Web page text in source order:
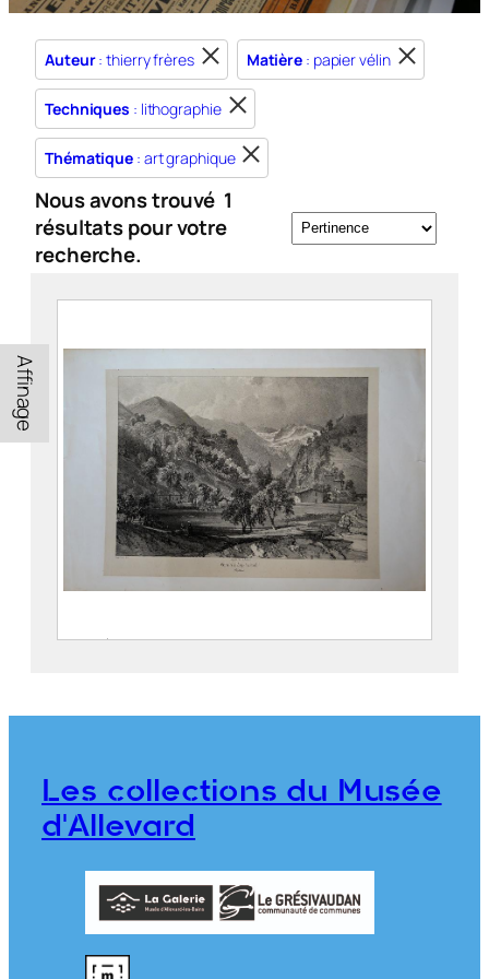
Auteur: thierry frères Matière : papier vélin
Techniques : lithographie
Thématique : art graphique
Nous avons trouvé 1
résultats pour votre
recherche.
Affinage
Entrée de la Gorge d’Allevard
CICÉRI, Eugène (Paris, 27 janvier
THIERRY Frères
2018.0.12
Les collections du Musée
d'Allevard